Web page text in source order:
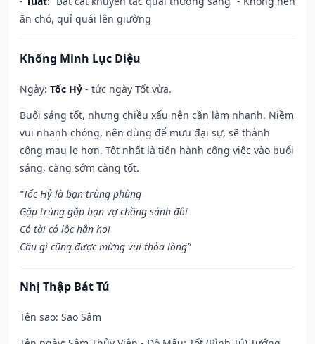
ăn chó, quỉ quái lên giường
Khổng Minh Lục Diệu
Ngày: Tốc Hỷ - tức ngày Tốt vừa.
Buổi sáng tốt, nhưng chiều xấu nên cần làm nhanh. Niềm
vui nhanh chóng, nên dùng để mưu đại sự, sẽ thành
công mau lẹ hơn. Tốt nhất là tiến hành công việc vào buổi
sáng, càng sớm càng tốt.
“Tốc Hỷ là bạn trùng phùng
Gặp trùng gặp bạn vợ chồng sánh đôi
Có tài có lộc hẳn hoi
Cầu gì cũng được mừng vui thỏa lòng”
Nhị Thập Bát Tú
Tên sao: Sao Sâm